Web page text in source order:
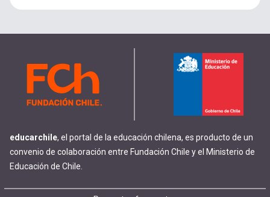
educarchile, el portal de la educación chilena, es producto de un
convenio de colaboración entre Fundación Chile y el Ministerio de
Educación de Chile.